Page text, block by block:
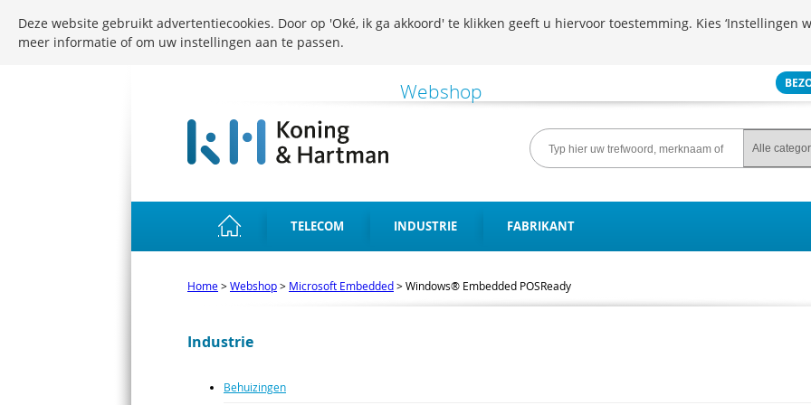
TELECOM INDUSTRIE FABRIKANT
Home>Webshop> Microsoft Embedded>Windows® Embedded POSReady
Industrie
Behuizingen
Deze website gebruikt advertentiecookies. Door op 'Oké, ik ga akkoord' te klikken geeft u hiervoor toestemming. Kies ‘Instellingen
meer informatie of om uw instellingen aan te passen.